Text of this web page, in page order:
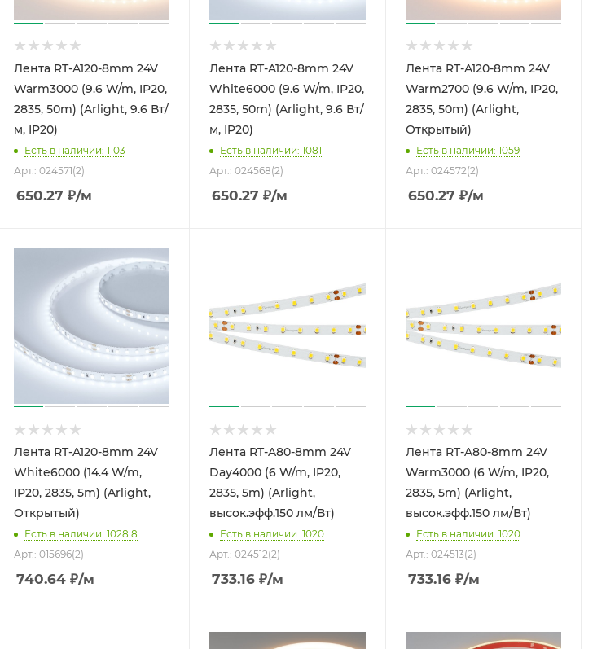
Лента RT-A120-8mm 24V
Warm3000 (9.6 W/m, IP20,
2835, 50m) (Arlight, 9.6 Вт/
м, IP20)
Есть в наличии: 1103
Арт.: 024571(2)
650.27 ₽/м
Лента RT-A120-8mm 24V
White6000 (9.6 W/m, IP20,
2835, 50m) (Arlight, 9.6 Вт/
м, IP20)
Есть в наличии: 1081
Арт.: 024568(2)
650.27 ₽/м
Лента RT-A120-8mm 24V
Warm2700 (9.6 W/m, IP20,
2835, 50m) (Arlight,
Открытый)
Есть в наличии: 1059
Арт.: 024572(2)
650.27 ₽/м
Лента RT-A120-8mm 24V
White6000 (14.4 W/m,
IP20, 2835, 5m) (Arlight,
Открытый)
Есть в наличии: 1028.8
Арт.: 015696(2)
740.64₽/м
Лента RT-A80-8mm 24V
Day4000 (6 W/m, IP20,
2835, 5m) (Arlight,
высок.эфф.150 лм/Вт)
Есть в наличии: 1020
Арт.: 024512(2)
733.16 ₽/м
Лента RT-A80-8mm 24V
Warm3000 (6 W/m, IP20,
2835, 5m) (Arlight,
высок.эфф.150 лм/Вт)
Есть в наличии: 1020
Арт.: 024513(2)
733.16₽/м